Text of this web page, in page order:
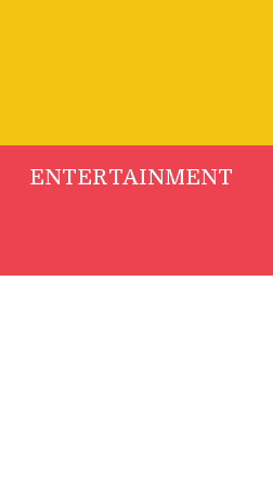
ENTERTAINMENT